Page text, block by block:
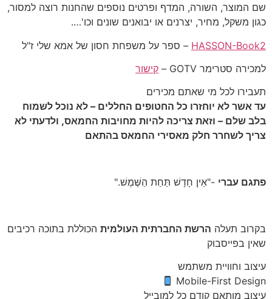
שם המוצר, השורה, המדף ופרטים נוספים שהחנות רוצה למסור,
כגון משקל, מחיר, יצרנים או יבואנים שונים וכו'….
HASSON-Book2 – ספר על משפחת חסון של אמא שלי ז"ל
למכירה סטרימר GOTV –
קישור
תעבירו לכל מי שאתם מכירים
עד אשר לא יוחזרו כל החטופים החללים – לא נוכל לשמוח
בלב שלם – וזאת צריכה להיות מחויבות החמאס, ולדעתי לא
צריך לשחרר חלק מאסירי החמאס בהתאם
פתגם עברי -"אֵין חָדָשׁ תַּחַת הַשֶּׁמֶשׁ."
בקרוב תעלה הרשת החברתית העולמית הכוללת בתוכה רכיבים
שאין בפייסבוק
עיצוב וחוויית משתמש
Mobile-First Design
עיצוב מותאם קודם כל למובייל